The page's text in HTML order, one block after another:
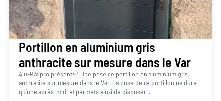
Portillon en aluminium gris
anthracite sur mesure dans le Var
Alu-Bâtipro présente ! Une pose de portillon en aluminium gris
anthracite sur mesure dans le Var. La pose de ce portillon ne dure
qu’une après-midi et permets ainsi de disposer...